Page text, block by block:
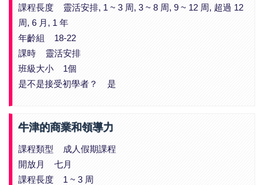
課程長度 靈活安排, 1 ~ 3 周, 3 ~ 8 周, 9 ~ 12 周, 超過 12
周, 6 月, 1 年
年齡組 18-22
課時 靈活安排
班級大小 1個
是不是接受初學者？ 是
牛津的商業和領導力
課程類型 成人假期課程
開放月 七月
課程長度 1 ~ 3 周